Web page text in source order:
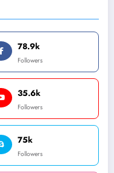
78.9k
Followers
35.6k
Followers
75k
Followers